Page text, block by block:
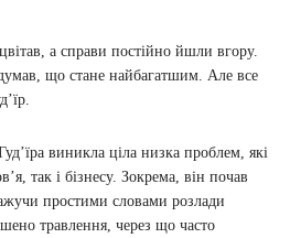
а справи постійно йшли вгору.
що стане найбагатшим. Але все
виникла ціла низка проблем, які
так і бізнесу. Зокрема, він почав
простими словами розлади
травлення, через що часто